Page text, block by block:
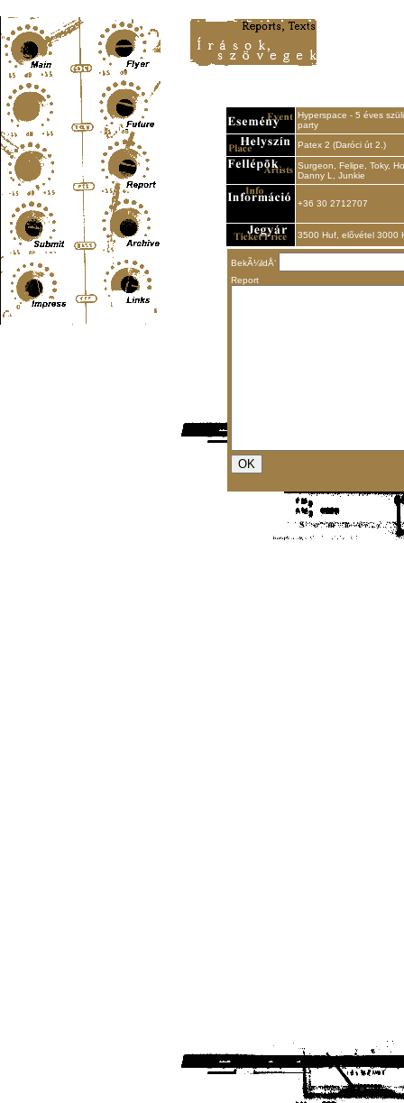
Hyperspace - 5 éves
party
Patex 2 (Daróci út 2.)
Surgeon, Felipe, Toky,
Danny L, Junkie
+36 30 2712707
3500 Huf, elõvétel 3000
BekÃ¼ldÅ‘
Report